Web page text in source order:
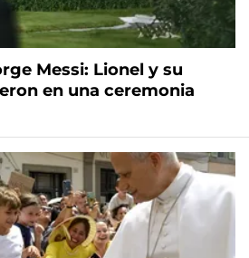
Messi: Lionel y su
en una ceremonia